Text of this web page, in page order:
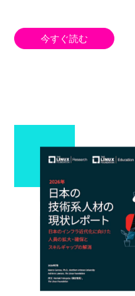
今すぐ読む